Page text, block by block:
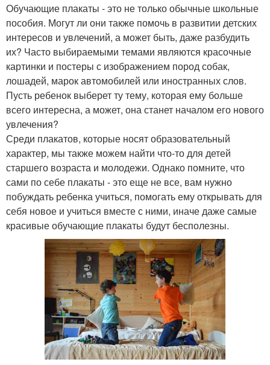
Обучающие плакаты - это не только обычные школьные
пособия. Могут ли они также помочь в развитии детских
интересов и увлечений, а может быть, даже разбудить
их? Часто выбираемыми темами являются красочные
картинки и постеры с изображением пород собак,
лошадей, марок автомобилей или иностранных слов.
Пусть ребенок выберет ту тему, которая ему больше
всего интересна, а может, она станет началом его нового
увлечения?
Среди плакатов, которые носят образовательный
характер, мы также можем найти что-то для детей
старшего возраста и молодежи. Однако помните, что
сами по себе плакаты - это еще не все, вам нужно
побуждать ребенка учиться, помогать ему открывать для
себя новое и учиться вместе с ними, иначе даже самые
красивые обучающие плакаты будут бесполезны.